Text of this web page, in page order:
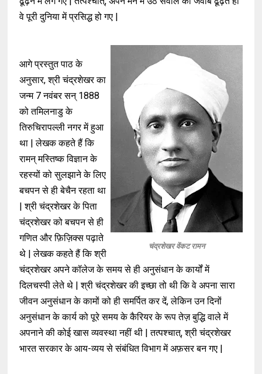
वे पूरी दुनिया में प्रसिद्ध हो गए |
चंद्रशेखर वेंकट रामन
आगे प्रस्तुत पाठ के
अनुसार, श्री चंद्रशेखर का
जन्म 7 नवंबर सन् 1888
को तमिलनाडु के
तिरुचिरापल्ली नगर में हुआ
था | लेखक कहते हैं कि
रामन् मस्तिष्क विज्ञान के
रहस्यों को सुलझाने के लिए
बचपन से ही बेचैन रहता था
| श्री चंद्रशेखर के पिता
चंद्रशेखर को बचपन से ही
गणित और फ़िज़िक्स पढ़ाते
थे | लेखक कहते हैं कि श्री
चंद्रशेखर अपने कॉलेज के समय से ही अनुसंधान के कार्यों में
दिलचस्पी लेते थे | श्री चंद्रशेखर की इच्छा तो थी कि वे अपना सारा
जीवन अनुसंधान के कामों को ही समर्पित कर दें, लेकिन उन दिनों
अनुसंधान के कार्य को पूरे समय के कैरियर के रूप तेज़ बुद्धि वाले में
अपनाने की कोई खास व्यवस्था नहीं थी | तत्पश्चात्, श्री चंद्रशेखर
भारत सरकार के आय-व्यय से संबंधित विभाग में अफ़सर बन गए |